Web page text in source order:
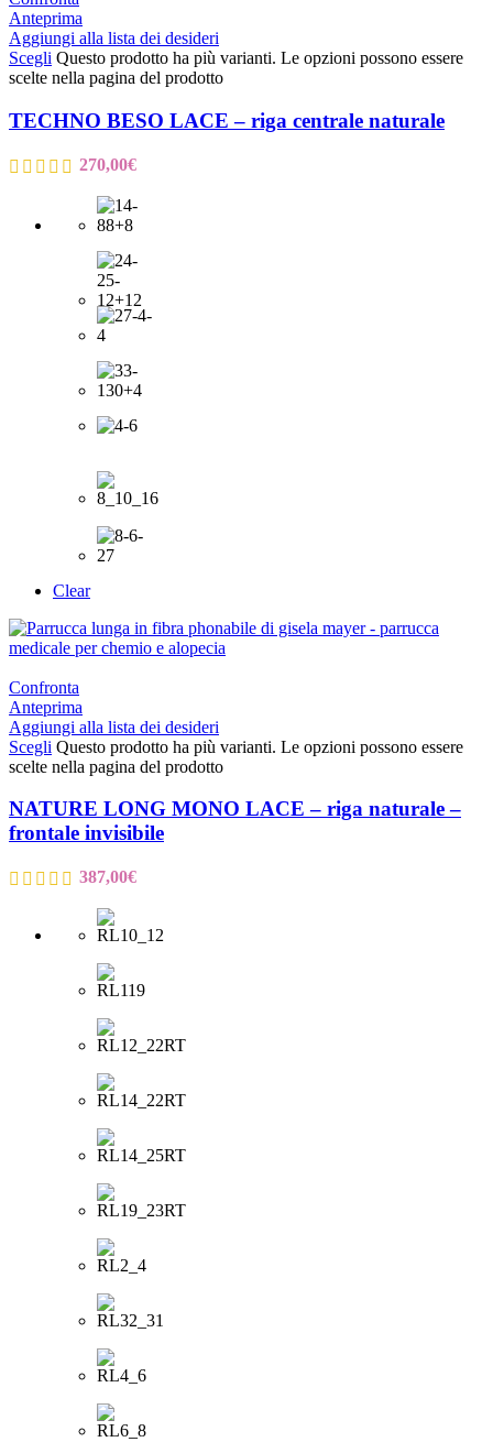
Anteprima
Aggiungi alla lista dei desideri
Scegli Questo prodotto ha più varianti. Le opzioni possono essere
scelte nella pagina del prodotto
TECHNO BESO LACE – riga centrale naturale
270,00€
Clear
Confronta
Anteprima
Aggiungi alla lista dei desideri
Scegli Questo prodotto ha più varianti. Le opzioni possono essere
scelte nella pagina del prodotto
NATURE LONG MONO LACE – riga naturale –
frontale invisibile
387,00€